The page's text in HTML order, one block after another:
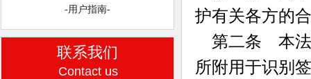
-用户指南-
联系我们
Contact us
护有关各方的
第二条 本法
所附用于识别